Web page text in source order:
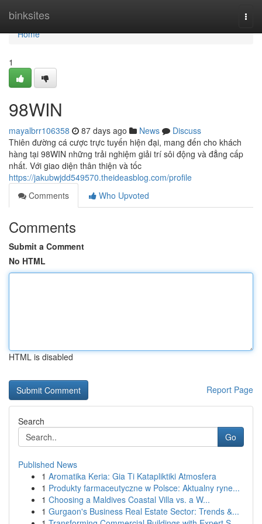
binksites
Home
Home
1
98WIN
mayalbrr106358 87 days ago News
Discuss
Thiên đường cá cược trực tuyến hiện đại, mang đến cho khách
hàng tại 98WIN những trải nghiệm giải trí sôi động và đẳng cấp
nhất. Với giao diện thân thiện và tốc
https://jakubwjdd549570.theideasblog.com/profile
Comments
Who Upvoted
Comments
Submit a Comment
No HTML
HTML is disabled
Report Page
Search
Go
Published News
1 Aromatika Keria: Gia Ti Katapliktiki Atmosfera
1 Produkty farmaceutyczne w Polsce: Aktualny ryne...
1 Choosing a Maldives Coastal Villa vs. a W...
1 Gurgaon's Business Real Estate Sector: Trends &...